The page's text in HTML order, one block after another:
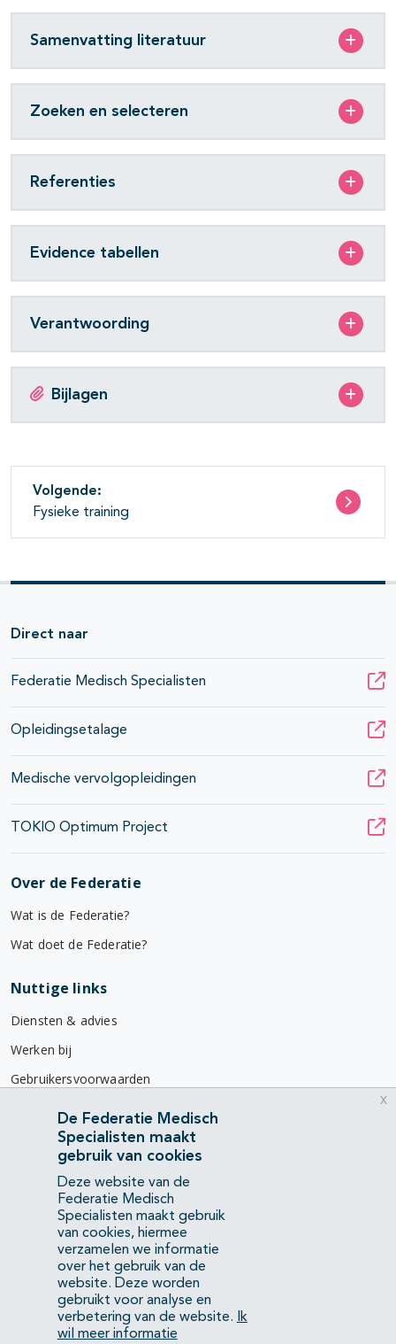
Samenvatting literatuur
Zoeken en selecteren
Referenties
Evidence tabellen
Verantwoording
Bijlagen
Volgende:
Fysieke training
Direct naar
Federatie Medisch Specialisten
Opleidingsetalage
Medische vervolgopleidingen
TOKIO Optimum Project
Over de Federatie
Wat is de Federatie?
Wat doet de Federatie?
Nuttige links
Diensten & advies
Werken bij
Gebruikersvoorwaarden
Privacyverklaring
Contact
Mercatorlaan 1200
3528 BL Utrecht
(088) 505 34 34
info@richtlijnendatabase.nl
YouTubeLinkedIn
De Federatie Medisch
Specialisten maakt
gebruik van cookies
Deze website van de
Federatie Medisch
Specialisten maakt gebruik
van cookies, hiermee
verzamelen we informatie
over het gebruik van de
website. Deze worden
gebruikt voor analyse en
verbetering van de website.
Ik
wil meer informatie
x